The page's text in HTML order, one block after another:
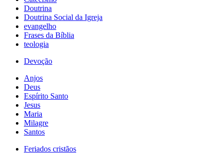
Doutrina
Doutrina Social da Igreja
evangelho
Frases da Bíblia
teologia
Devoção
Anjos
Deus
Espírito Santo
Jesus
Maria
Milagre
Santos
Feriados cristãos